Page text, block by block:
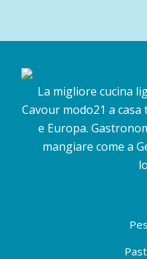
La migliore cucina
Cavour modo21 a
e Europa.
mangiare come a